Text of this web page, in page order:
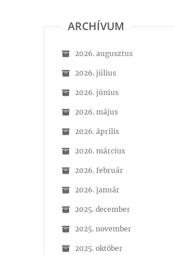
ARCHÍVUM
2026. augusztus
2026. július
2026. június
2026. május
2026. április
2026. március
2026. február
2026. január
2025. december
2025. november
2025. október